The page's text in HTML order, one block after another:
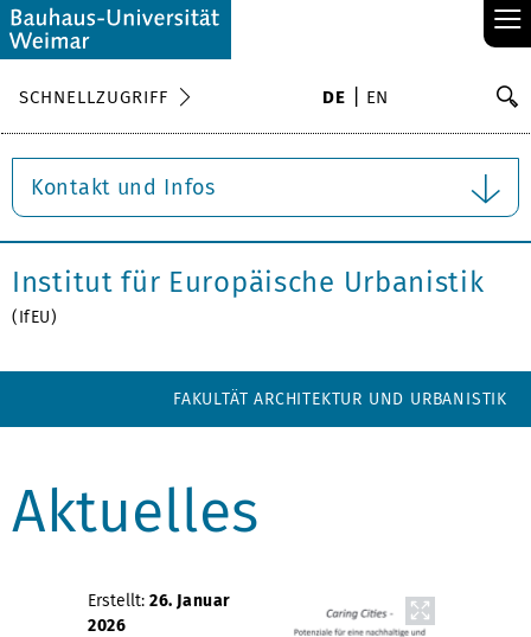
≡
SCHNELLZUGRIFF DE EN
Kontakt und Infos
Institut für Europäische Urbanistik
(IfEU)
FAKULTÄT ARCHITEKTUR UND URBANISTIK
Aktuelles
Erstellt: 26. Januar
2026